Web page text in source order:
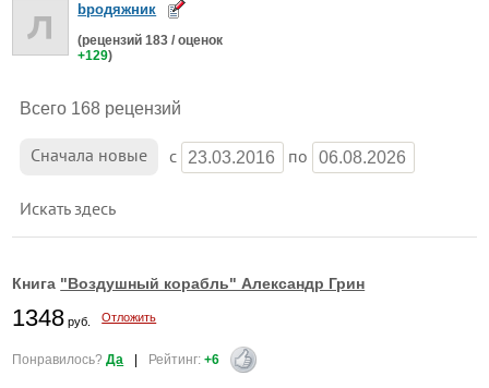
bродяжник
(рецензий183 / оценок
+129)
Всего 168 рецензий
Сначала новые c по
Искать здесь
Книга "Воздушный корабль" Александр Грин
1348 руб. Отложить
Понравилось?Да | Рейтинг:+6